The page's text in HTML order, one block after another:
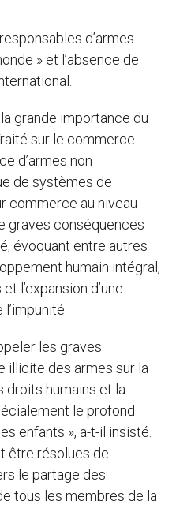
d’armes
» et l’absence de
grande importance du
sur le commerce
d’armes non
de systèmes de
commerce au niveau
graves conséquences
évoquant entre autres
humain intégral,
l’expansion d’une
les graves
illicite des armes sur la
droits humains et la
le profond
enfants », a-t-il insisté.
être résolues de
le partage des
tous les membres de la